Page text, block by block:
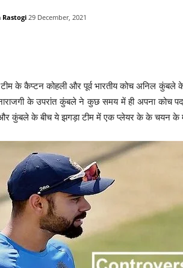
Rastogi29 December, 2021
के कैप्टन कोहली और पूर्व भारतीय कोच अनिल
के उपरांत कुंबले ने कुछ समय में ही अपना कोच पद
कुंबले के बीच ये झगड़ा टीम में एक प्लेयर के के चयन के